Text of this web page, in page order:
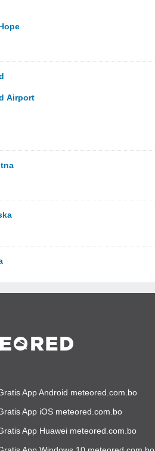
Airport
App Android meteored.com.bo
App iOS meteored.com.bo
App Huawei meteored.com.bo